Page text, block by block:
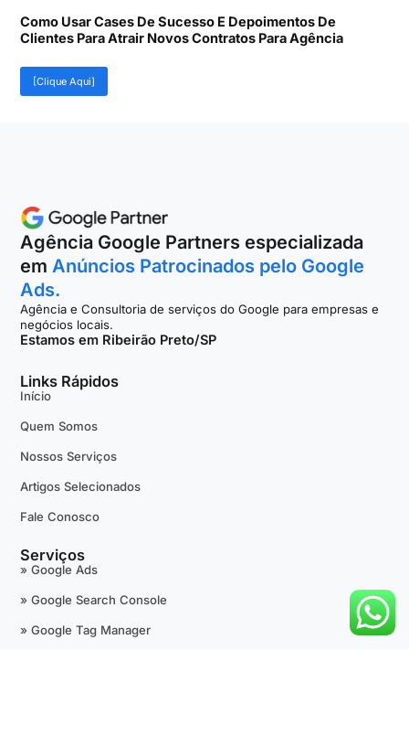
Como Usar Cases De Sucesso E Depoimentos De
Clientes Para Atrair Novos Contratos Para Agência
[Clique Aqui]
Agência Google Partners especializada
emAnúncios Patrocinados pelo Google
Ads.
Agência e Consultoria de serviços do Google para empresas e
negócios locais.
Estamos em Ribeirão Preto/SP
Links Rápidos
Início
Quem Somos
Nossos Serviços
Artigos Selecionados
Fale Conosco
Serviços
» Google Ads
» Google Search Console
» Google Tag Manager